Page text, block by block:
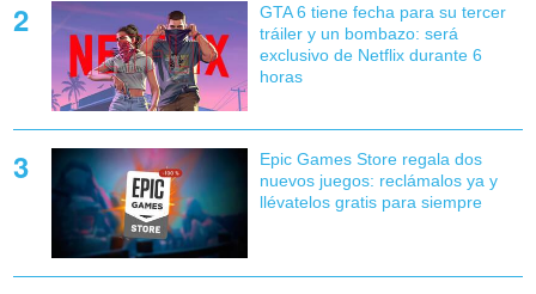
GTA 6 tiene fecha para su tercer
tráiler y un bombazo: será
exclusivo de Netflix durante 6
horas
Epic Games Store regala dos
nuevos juegos: reclámalos ya y
llévatelos gratis para siempre